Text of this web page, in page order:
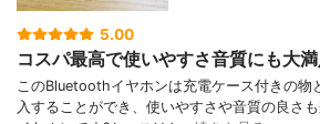
5.00
コスパ最高で使いやすさ音質にも大
このBluetoothイヤホンは充電ケース付きの物
入することができ、使いやすさや音質の良さ